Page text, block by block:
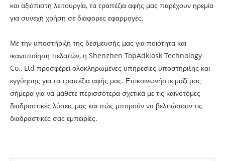
και αξιόπιστη λειτουργία, τα τραπέζια αφής μας παρέχουν ηρεμία
για συνεχή χρήση σε διάφορες εφαρμογές.
Με την υποστήριξη της δέσμευσής μας για ποιότητα και
ικανοποίηση πελατών, η Shenzhen TopAdkiosk Technology
Co., Ltd προσφέρει ολοκληρωμένες υπηρεσίες υποστήριξης και
εγγύησης για τα τραπέζια αφής μας. Επικοινωνήστε μαζί μας
σήμερα για να μάθετε περισσότερα σχετικά με τις καινοτόμες
διαδραστικές λύσεις μας και πώς μπορούν να βελτιώσουν τις
διαδραστικές σας εμπειρίες.